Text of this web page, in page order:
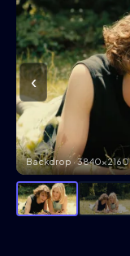
‹
Backdrop · 3840×2160